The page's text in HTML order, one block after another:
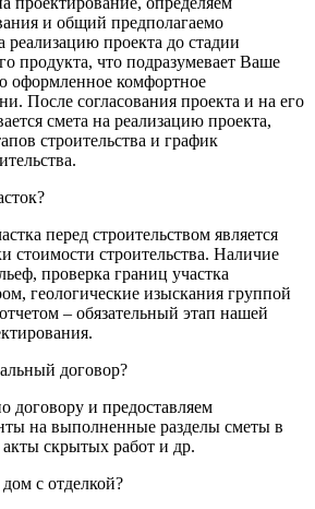
и общий предполагаемо
проекта до стадии
продукта, что подразумевает Ваше
оформленное комфортное
После согласования проекта и на его
смета на реализацию проекта,
строительства и график
перед строительством является
стоимости строительства. Наличие
проверка границ участка
геологические изыскания группой
– обязательный этап нашей
договор?
договору и предоставляем
на выполненные разделы сметы в
скрытых работ и др.
с отделкой?